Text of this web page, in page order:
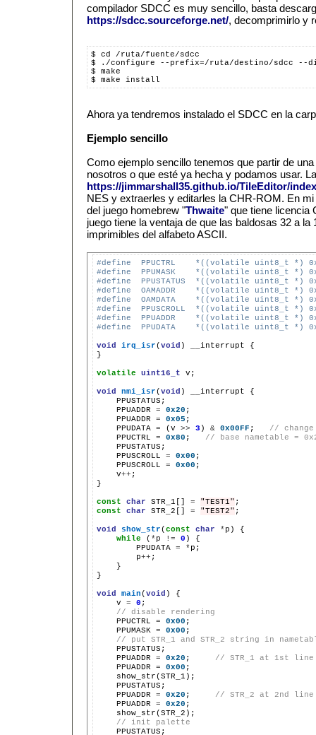
compilador SDCC es muy sencillo, basta
https://sdcc.sourceforge.net/, decomprimirlo y
$ cd /ruta/fuente/sdcc
$ ./configure --prefix=/ruta/destino/sdcc --
$ make
$ make install
Ahora ya tendremos instalado el SDCC en la
Ejemplo sencillo
Como ejemplo sencillo tenemos que partir de
nosotros o que esté ya hecha y podamos usar.
https://jimmarshall35.github.io/TileEditor/
NES y extraerles y editarles la CHR-ROM. En
del juego homebrew "Thwaite" que tiene licencia
juego tiene la ventaja de que las baldosas 32 a
imprimibles del alfabeto ASCII.
#define  PPUCTRL    *((volatile uint8_t *)
#define  PPUMASK    *((volatile uint8_t *)
#define  PPUSTATUS  *((volatile uint8_t *)
#define  OAMADDR    *((volatile uint8_t *)
#define  OAMDATA    *((volatile uint8_t *)
#define  PPUSCROLL  *((volatile uint8_t *)
#define  PPUADDR    *((volatile uint8_t *)
#define  PPUDATA    *((volatile uint8_t *)
void irq_isr(void ) __interrupt
{
}
volatile uint16_t v;
void nmi_isr(void ) __interrupt
PPUADDR
= 0x20
PPUADDR
= 0x05
PPUDATA
= (v >> 3 ) & 0x00FF ;
//
PPUCTRL
= 0x80 ;
// base nametable =
PPUSCROLL
= 0x00
PPUSCROLL
= 0x00
v++ ;
}
const char STR_1[] = "TEST1"
const
char STR_2[] = "TEST2" ;
void show_str(const char *p)
while
( *p != 0 )
PPUDATA
= *
p++
}
}
void main(void )
v
= 0
// disable rendering
PPUCTRL
= 0x00
PPUMASK
= 0x00
// put STR_1 and STR_2 string in
PPUADDR
= 0x20 ;
// STR_1 at 1st line
PPUADDR
= 0x00
PPUADDR
= 0x20 ;
// STR_2 at 2nd line
PPUADDR
= 0x20
// init palette